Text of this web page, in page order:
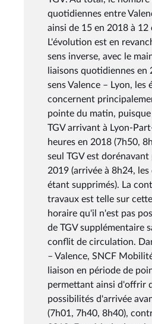
quotidiennes entre
ainsi de 15 en 2018 à 12
L'évolution est en
sens inverse, avec le
liaisons quotidiennes en
sens Valence – Lyon, les
concernent
pointe du matin,
TGV arrivant à Lyon-
heures en 2018 (7h50,
seul TGV est dorénavant
2019 (arrivée à 8h24,
étant supprimés). La
travaux est telle sur
horaire qu'il n'est pas
de TGV supplémentaire
conflit de circulation.
– Valence, SNCF
liaison en période de
permettant ainsi d'offrir
possibilités d'arrivée
(7h01, 7h40, 8h40),